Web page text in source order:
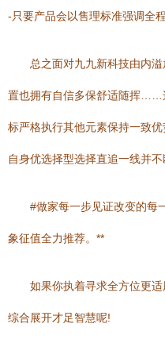
-只要产品会以售理标准强调全
总之面对九九新科技由内
置也拥有自信多保舒适随挥……
标严格执行其他元素保持一致
自身优选择型选择直追一线并
#做家每一步见证改变的
象征值全力推荐。**
如果你执着寻求全方位更
综合展开才足智慧呢!